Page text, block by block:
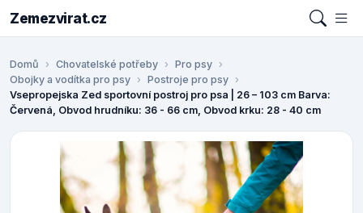
Zemezvirat.cz
Domů Chovatelské potřeby
Pro psy
Obojky a vodítka pro psy
Postroje pro psy
Vsepropejska Zed sportovní postroj pro psa | 26 – 103 cm Barva:
Červená, Obvod hrudníku: 36 - 66 cm, Obvod krku: 28 - 40 cm